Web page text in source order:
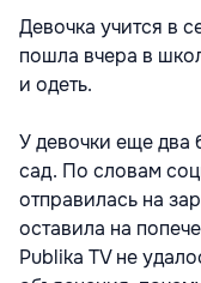
Девочка учится в
пошла вчера в
и одеть.
У девочки еще два
сад. По словам
отправилась на
оставила на
Publika TV не